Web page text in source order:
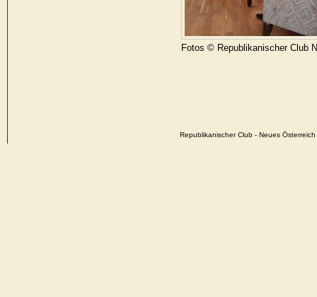
Fotos © Republikanischer Club
Republikanischer Club - Neues